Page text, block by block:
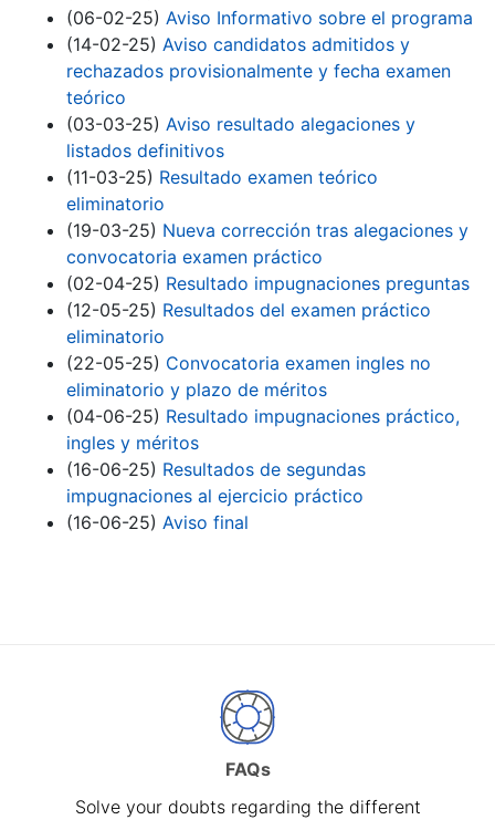
(06-02-25) Aviso Informativo sobre el programa
(14-02-25) Aviso candidatos admitidos y
rechazados provisionalmente y fecha examen
teórico
(03-03-25) Aviso resultado alegaciones y
listados definitivos
(11-03-25) Resultado examen teórico
eliminatorio
(19-03-25) Nueva corrección tras alegaciones y
convocatoria examen práctico
(02-04-25) Resultado impugnaciones preguntas
(12-05-25) Resultados del examen práctico
eliminatorio
(22-05-25) Convocatoria examen ingles no
eliminatorio y plazo de méritos
(04-06-25) Resultado impugnaciones práctico,
ingles y méritos
(16-06-25) Resultados de segundas
impugnaciones al ejercicio práctico
(16-06-25) Aviso final
FAQs
Solve your doubts regarding the different